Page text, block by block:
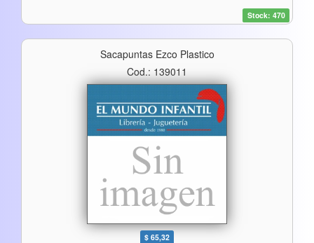
Stock: 470
Sacapuntas Ezco Plastico
Cod.: 139011
$ 65,32